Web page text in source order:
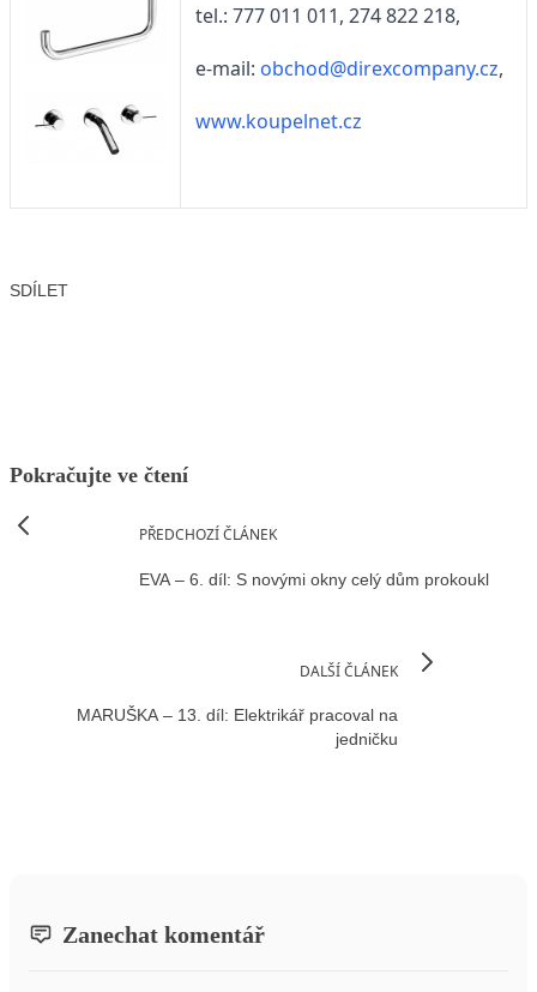
tel.: 777 011 011, 274 822 218,
e-mail: obchod@direxcompany.cz,
www.koupelnet.cz
SDÍLET
Pokračujte ve čtení
PŘEDCHOZÍ ČLÁNEK
EVA – 6. díl: S novými okny celý dům prokoukl
DALŠÍ ČLÁNEK
MARUŠKA – 13. díl: Elektrikář pracoval na
jedničku
Zanechat komentář